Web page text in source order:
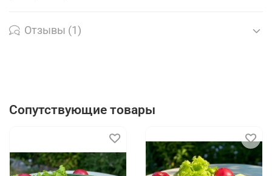
Отзывы (1)
Сопутствующие товары